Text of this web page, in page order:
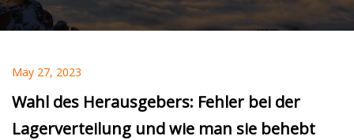
May 27, 2023
Wahl des Herausgebers: Fehler bei der
Lagerverteilung und wie man sie behebt